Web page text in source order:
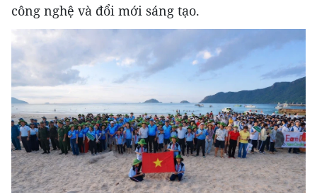
công nghệ và đổi mới sáng tạo.